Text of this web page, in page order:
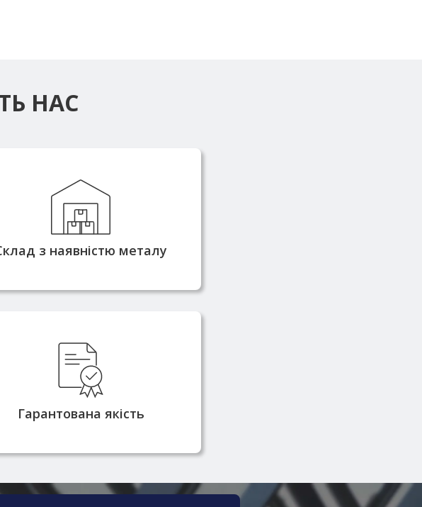
НАС
з наявністю металу
позицій завжди в
наявності на складі, що
забезпечує оперативну
та відвантаження
Гарантована якість
постачається
від виробників та має
сертифікати якості